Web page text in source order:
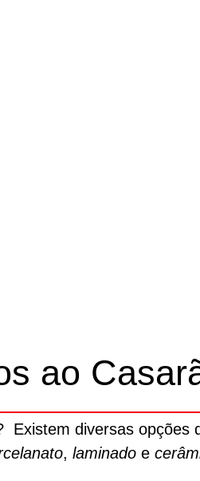
ao
Existem diversas opções
, laminado e